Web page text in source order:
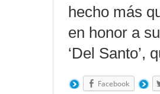
hecho más
en honor a
‘Del
Facebook